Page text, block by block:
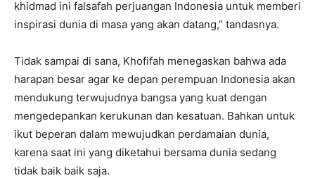
khidmad ini falsafah perjuangan Indonesia untuk memberi
inspirasi dunia di masa yang akan datang,” tandasnya.
Tidak sampai di sana, Khofifah menegaskan bahwa ada
harapan besar agar ke depan perempuan Indonesia akan
mendukung terwujudnya bangsa yang kuat dengan
mengedepankan kerukunan dan kesatuan. Bahkan untuk
ikut beperan dalam mewujudkan perdamaian dunia,
karena saat ini yang diketahui bersama dunia sedang
tidak baik baik saja.